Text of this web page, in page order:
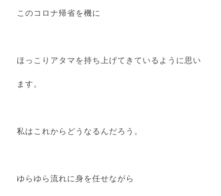
このコロナ帰省を機に
ほっこりアタマを持ち上げてきているように思い
ます。
私はこれからどうなるんだろう。
ゆらゆら流れに身を任せながら